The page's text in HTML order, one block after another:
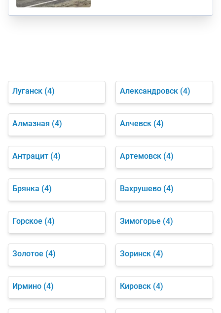
Луганск (4) Александровск (4)
Алмазная (4) Алчевск (4)
Антрацит (4) Артемовск (4)
Брянка (4) Вахрушево (4)
Горское (4) Зимогорье (4)
Золотое (4) Зоринск (4)
Ирмино (4) Кировск (4)